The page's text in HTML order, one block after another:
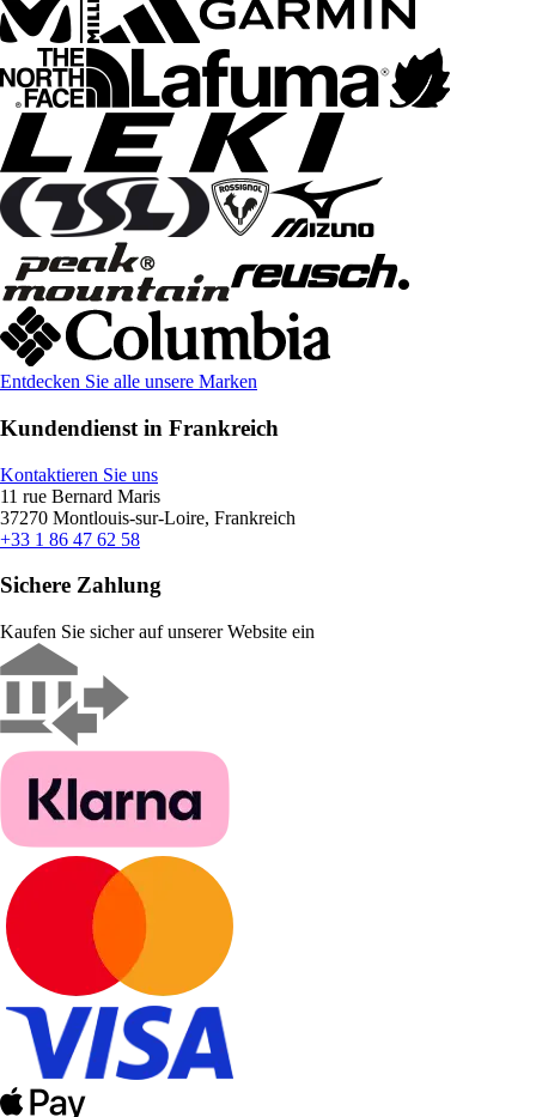
Entdecken Sie alle unsere Marken
Kundendienst in Frankreich
Kontaktieren Sie uns
11 rue Bernard Maris
37270 Montlouis-sur-Loire, Frankreich
+33 1 86 47 62 58
Sichere Zahlung
Kaufen Sie sicher auf unserer Website ein